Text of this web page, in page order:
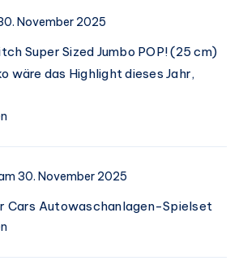
November 2025
Super Sized Jumbo POP! (25 cm)
wäre das Highlight dieses Jahr,
30. November 2025
Cars Autowaschanlagen-Spielset